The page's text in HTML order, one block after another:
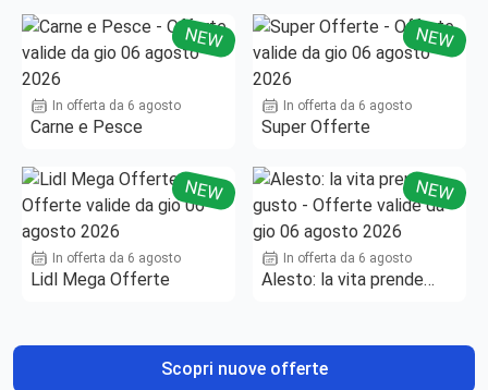
NEW
In offerta da 6 agosto
Carne e Pesce
NEW
In offerta da 6 agosto
Super Offerte
NEW
In offerta da 6 agosto
Lidl Mega Offerte
NEW
In offerta da 6 agosto
Alesto: la vita prende
Scopri nuove offerte